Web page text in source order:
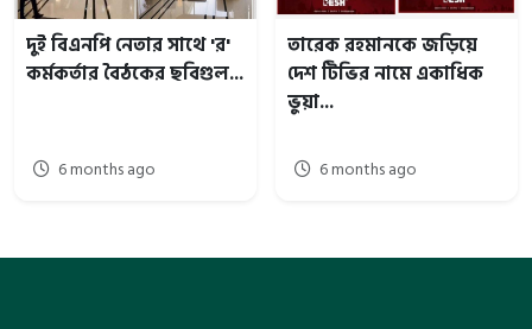
দুই বিএনপি নেতার সাথে 'র'
কর্মকর্তার বৈঠকের ছবিগুল...
6 months ago
তারেক রহমানকে জড়িয়ে
দেশ টিভির নামে একাধিক
ভুয়া...
6 months ago